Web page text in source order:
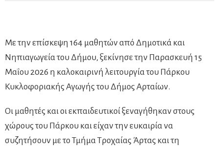
Με την επίσκεψη 164 μαθητών από Δημοτικά και
Νηπιαγωγεία του Δήμου, ξεκίνησε την Παρασκευή 15
Μαΐου 2026 η καλοκαιρινή λειτουργία του Πάρκου
Κυκλοφοριακής Αγωγής του Δήμος Αρταίων.
Οι μαθητές και οι εκπαιδευτικοί ξεναγήθηκαν στους
χώρους του Πάρκου και είχαν την ευκαιρία να
συζητήσουν με το Τμήμα Τροχαίας Άρτας και τη